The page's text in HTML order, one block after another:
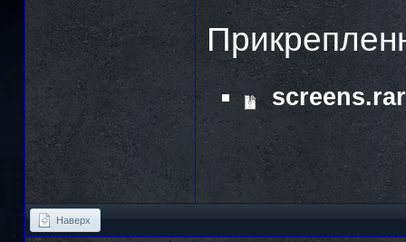
screens.rar
Наверх